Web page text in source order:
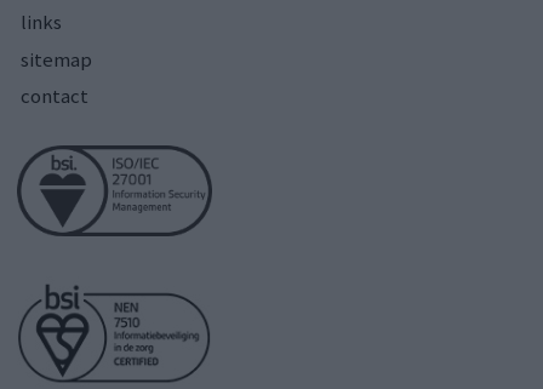
links
sitemap
contact